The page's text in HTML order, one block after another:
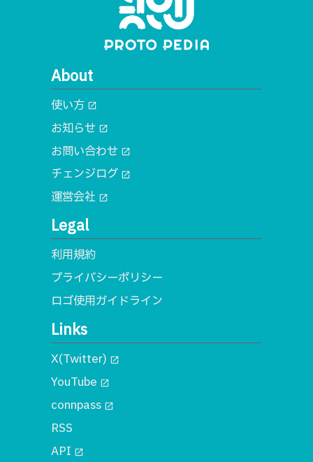
About
使い方 open_in_new
お知らせ open_in_new
お問い合わせ open_in_new
チェンジログ open_in_new
運営会社 open_in_new
Legal
利用規約
プライバシーポリシー
ロゴ使用ガイドライン
Links
X(Twitter) open_in_new
YouTube open_in_new
connpass open_in_new
RSS
API open_in_new